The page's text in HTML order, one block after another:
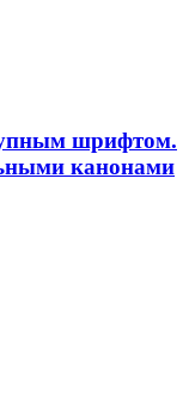
шрифтом.
канонами